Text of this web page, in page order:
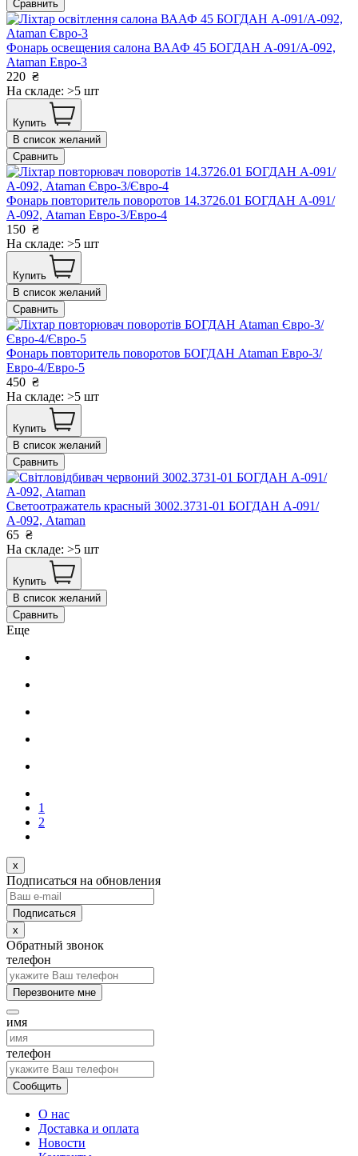
Сравнить
Фонарь освещения салона ВААФ 45 БОГДАН А-091/А-092,
Ataman Евро-3
220 ₴
На складе: >5 шт
Купить
В список желаний
Сравнить
Фонарь повторитель поворотов 14.3726.01 БОГДАН А-091/
А-092, Ataman Евро-3/Евро-4
150 ₴
На складе: >5 шт
Купить
В список желаний
Сравнить
Фонарь повторитель поворотов БОГДАН Ataman Евро-3/
Евро-4/Евро-5
450 ₴
На складе: >5 шт
Купить
В список желаний
Сравнить
Светоотражатель красный 3002.3731-01 БОГДАН А-091/
А-092, Ataman
65 ₴
На складе: >5 шт
Купить
В список желаний
Сравнить
Еще
1
2
x
Подписаться на обновления
x
Обратный звонок
телефон
Перезвоните мне
имя
телефон
Сообщить
О нас
Доставка и оплата
Новости